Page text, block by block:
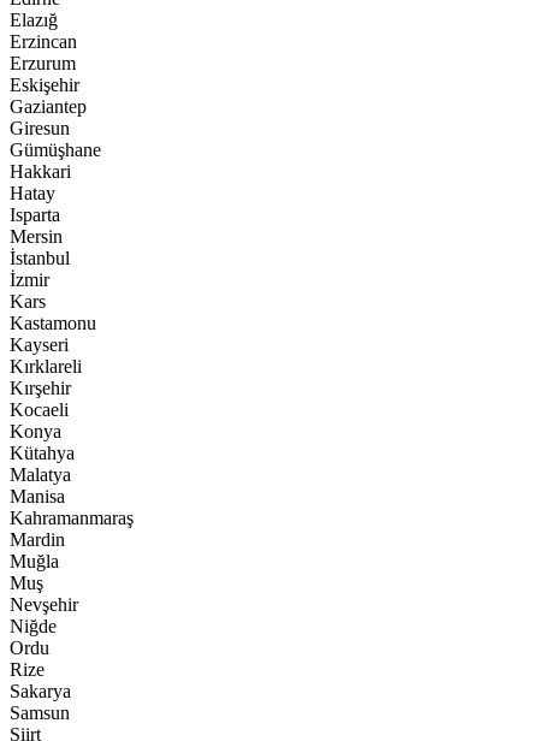
Elazığ
Erzincan
Erzurum
Eskişehir
Gaziantep
Giresun
Gümüşhane
Hakkari
Hatay
Isparta
Mersin
İstanbul
İzmir
Kars
Kastamonu
Kayseri
Kırklareli
Kırşehir
Kocaeli
Konya
Kütahya
Malatya
Manisa
Kahramanmaraş
Mardin
Muğla
Muş
Nevşehir
Niğde
Ordu
Rize
Sakarya
Samsun
Siirt